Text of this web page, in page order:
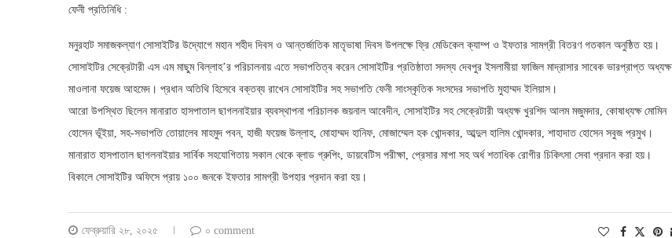
ফেনী প্রতিনিধি :
মনুরহাট সমাজকল্যাণ সোসাইটির উদ্যোগে মহান শহীদ দিবস ও আন্তর্জাতিক মাতৃভাষা দিবস উপলক্ষে ফ্রি মেডিকেল ক্যাম্প ও ইফতার সামগ্রী বিতরণ গতকাল অনুষ্ঠিত হয়।
সোসাইটির সেক্রেটারী এস এম মাছুম বিল্লাহ’র পরিচালনায় এতে সভাপতিত্ব করেন সোসাইটির প্রতিষ্ঠাতা সদস্য দেবপুর ইসলামীয়া ফাজিল মাদ্রাসার সাবেক ভারপ্রাপ্ত অধ্যক্ষ
মাওলানা ফয়েজ আহমেদ। প্রধান অতিথি হিসেবে বক্তব্য রাখেন সোসাইটির সহ সভাপতি ফেনী সাংস্কৃতিক সংসদের সভাপতি মুহাম্মদ ইলিয়াস।
আরো উপস্থিত ছিলেন মানারাত হাসপাতাল ছাগলনাইয়ার ব্যবস্থাপনা পরিচালক জয়নাল আবেদীন, সোসাইটির সহ সেক্রেটারী অধ্যক্ষ খুরশিদ আলম মজুমদার, কোষাধ্যক্ষ মোমিন
হোসেন ভূঁইয়া, সহ-সভাপতি তোয়ালেব মাহমুদ পবন, হাজী ফয়েজ উল্লাহ, মোহাম্মদ হানিফ, মোজাম্মেল হক খোন্দকার, আব্দুল হালিম খোন্দকার, শাহাদাত হোসেন সবুজ প্রমুখ।
মানারাত হাসপাতাল ছাগলনাইয়ার সার্বিক সহযোগিতায় সকাল থেকে ব্লাড গ্রুপিং, ডায়বেটিস পরীক্ষা, প্রেসার মাপা সহ অর্ধ শতাধিক রোগীর চিকিৎসা সেবা প্রদান করা হয়।
বিকালে সোসাইটির অফিসে প্রায় ১০০ জনকে ইফতার সামগ্রী উপহার প্রদান করা হয়।
ফেব্রুয়ারি ২৮, ২০২৫ ০ comment